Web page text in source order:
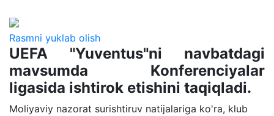
Rasmni yuklab olish
UEFA "Yuventus"ni navbatdagi
mavsumda Konferenciyalar
ligasida ishtirok etishini taqiqladi.
Moliyaviy nazorat surishtiruv natijalariga ko'ra, klub